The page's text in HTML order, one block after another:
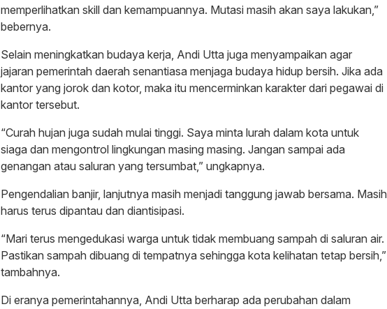
memperlihatkan skill dan kemampuannya. Mutasi masih akan saya lakukan,”
bebernya.
Selain meningkatkan budaya kerja, Andi Utta juga menyampaikan agar
jajaran pemerintah daerah senantiasa menjaga budaya hidup bersih. Jika ada
kantor yang jorok dan kotor, maka itu mencerminkan karakter dari pegawai di
kantor tersebut.
“Curah hujan juga sudah mulai tinggi. Saya minta lurah dalam kota untuk
siaga dan mengontrol lingkungan masing masing. Jangan sampai ada
genangan atau saluran yang tersumbat,” ungkapnya.
Pengendalian banjir, lanjutnya masih menjadi tanggung jawab bersama. Masih
harus terus dipantau dan diantisipasi.
“Mari terus mengedukasi warga untuk tidak membuang sampah di saluran air.
Pastikan sampah dibuang di tempatnya sehingga kota kelihatan tetap bersih,”
tambahnya.
Di eranya pemerintahannya, Andi Utta berharap ada perubahan dalam